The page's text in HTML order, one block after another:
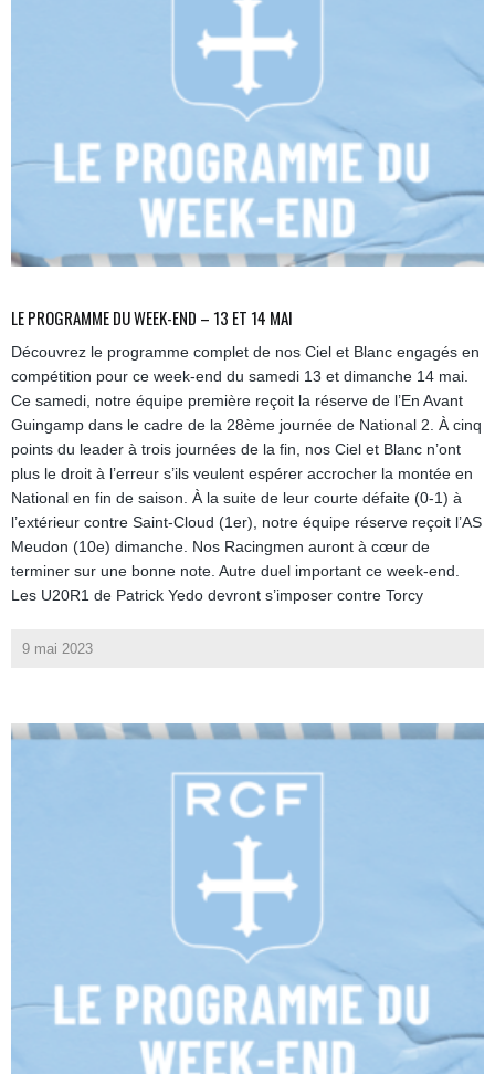
LE PROGRAMME DU WEEK-END – 13 ET 14 MAI
Découvrez le programme complet de nos Ciel et Blanc engagés en
compétition pour ce week-end du samedi 13 et dimanche 14 mai.
Ce samedi, notre équipe première reçoit la réserve de l’En Avant
Guingamp dans le cadre de la 28ème journée de National 2. À cinq
points du leader à trois journées de la fin, nos Ciel et Blanc n’ont
plus le droit à l’erreur s’ils veulent espérer accrocher la montée en
National en fin de saison. À la suite de leur courte défaite (0-1) à
l’extérieur contre Saint-Cloud (1er), notre équipe réserve reçoit l’AS
Meudon (10e) dimanche. Nos Racingmen auront à cœur de
terminer sur une bonne note. Autre duel important ce week-end.
Les U20R1 de Patrick Yedo devront s’imposer contre Torcy
9 mai 2023